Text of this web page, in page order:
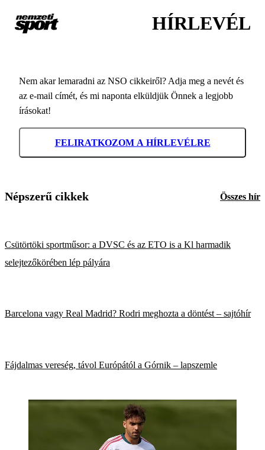
HÍRLEVÉL
Nem akar lemaradni az NSO cikkeiről? Adja meg a nevét és
az e-mail címét, és mi naponta elküldjük Önnek a legjobb
írásokat!
FELIRATKOZOM A HÍRLEVÉLRE
Népszerű cikkek Összes hír
Csütörtöki sportműsor: a DVSC és az ETO is a Kl harmadik
selejtezőkörében lép pályára
Barcelona vagy Real Madrid? Rodri meghozta a döntést – sajtóhír
Fájdalmas vereség, távol Európától a Górnik – lapszemle